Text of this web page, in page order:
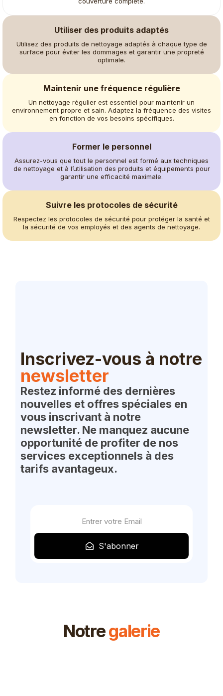
Utiliser des produits adaptés
Utilisez des produits de nettoyage adaptés à chaque type de
surface pour éviter les dommages et garantir une propreté
optimale.
Maintenir une fréquence régulière
Un nettoyage régulier est essentiel pour maintenir un
environnement propre et sain. Adaptez la fréquence des visites
en fonction de vos besoins spécifiques.
Former le personnel
Assurez-vous que tout le personnel est formé aux techniques
de nettoyage et à l’utilisation des produits et équipements pour
garantir une efficacité maximale.
Suivre les protocoles de sécurité
Respectez les protocoles de sécurité pour protéger la santé et
la sécurité de vos employés et des agents de nettoyage.
Inscrivez-vous à notre
newsletter
Restez informé des dernières
nouvelles et offres spéciales en
vous inscrivant à notre
newsletter. Ne manquez aucune
opportunité de profiter de nos
services exceptionnels à des
tarifs avantageux.
S'abonner
Notregalerie